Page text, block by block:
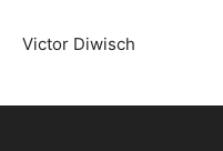
Victor Diwisch